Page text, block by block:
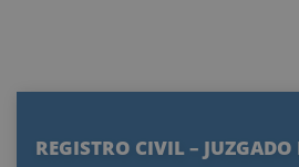
REGISTRO CIVIL – JUZGADO